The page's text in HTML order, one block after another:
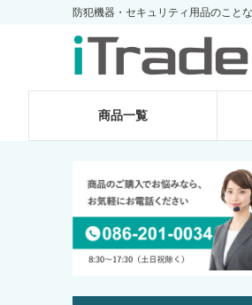
防犯機器・セキュリティ用品のこと
商品一覧